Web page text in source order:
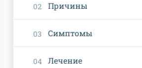
Причины
Симптомы
Лечение